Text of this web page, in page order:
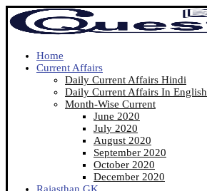
Home
Current Affairs
Daily Current Affairs Hindi
Daily Current Affairs In English
Month-Wise Current
June 2020
July 2020
August 2020
September 2020
October 2020
December 2020